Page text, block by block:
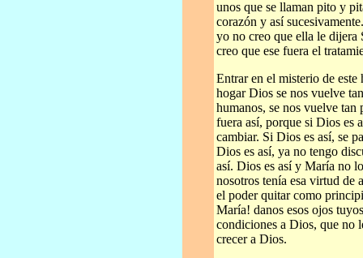
unos que se llaman pito y
corazón y así
yo no creo que ella le dijera
creo que ese fuera el
Entrar en el misterio de este
hogar Dios se nos vuelve
humanos, se nos vuelve
fuera así, porque si Dios es
cambiar. Si Dios es así, se
Dios es así, ya no tengo
así. Dios es así y María no
nosotros tenía esa virtud de
el poder quitar como
María! danos esos ojos
condiciones a Dios, que no
crecer a Dios.